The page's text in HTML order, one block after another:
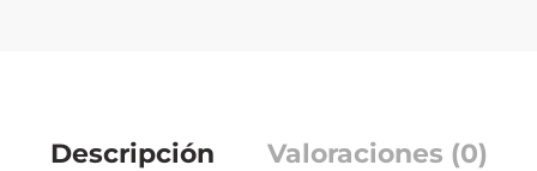
Descripción Valoraciones (0)